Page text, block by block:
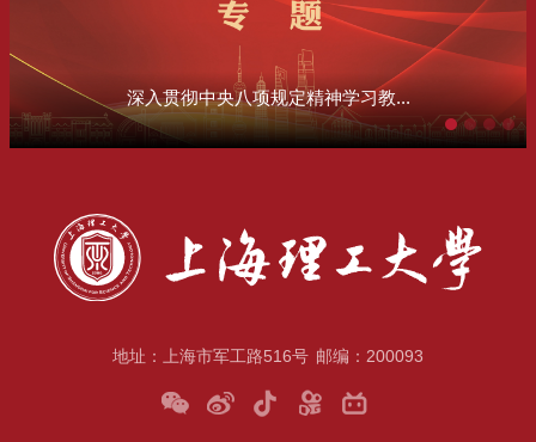
地址：上海市军工路516号 邮编：200093
深入贯彻中央八项规定精神学习教...